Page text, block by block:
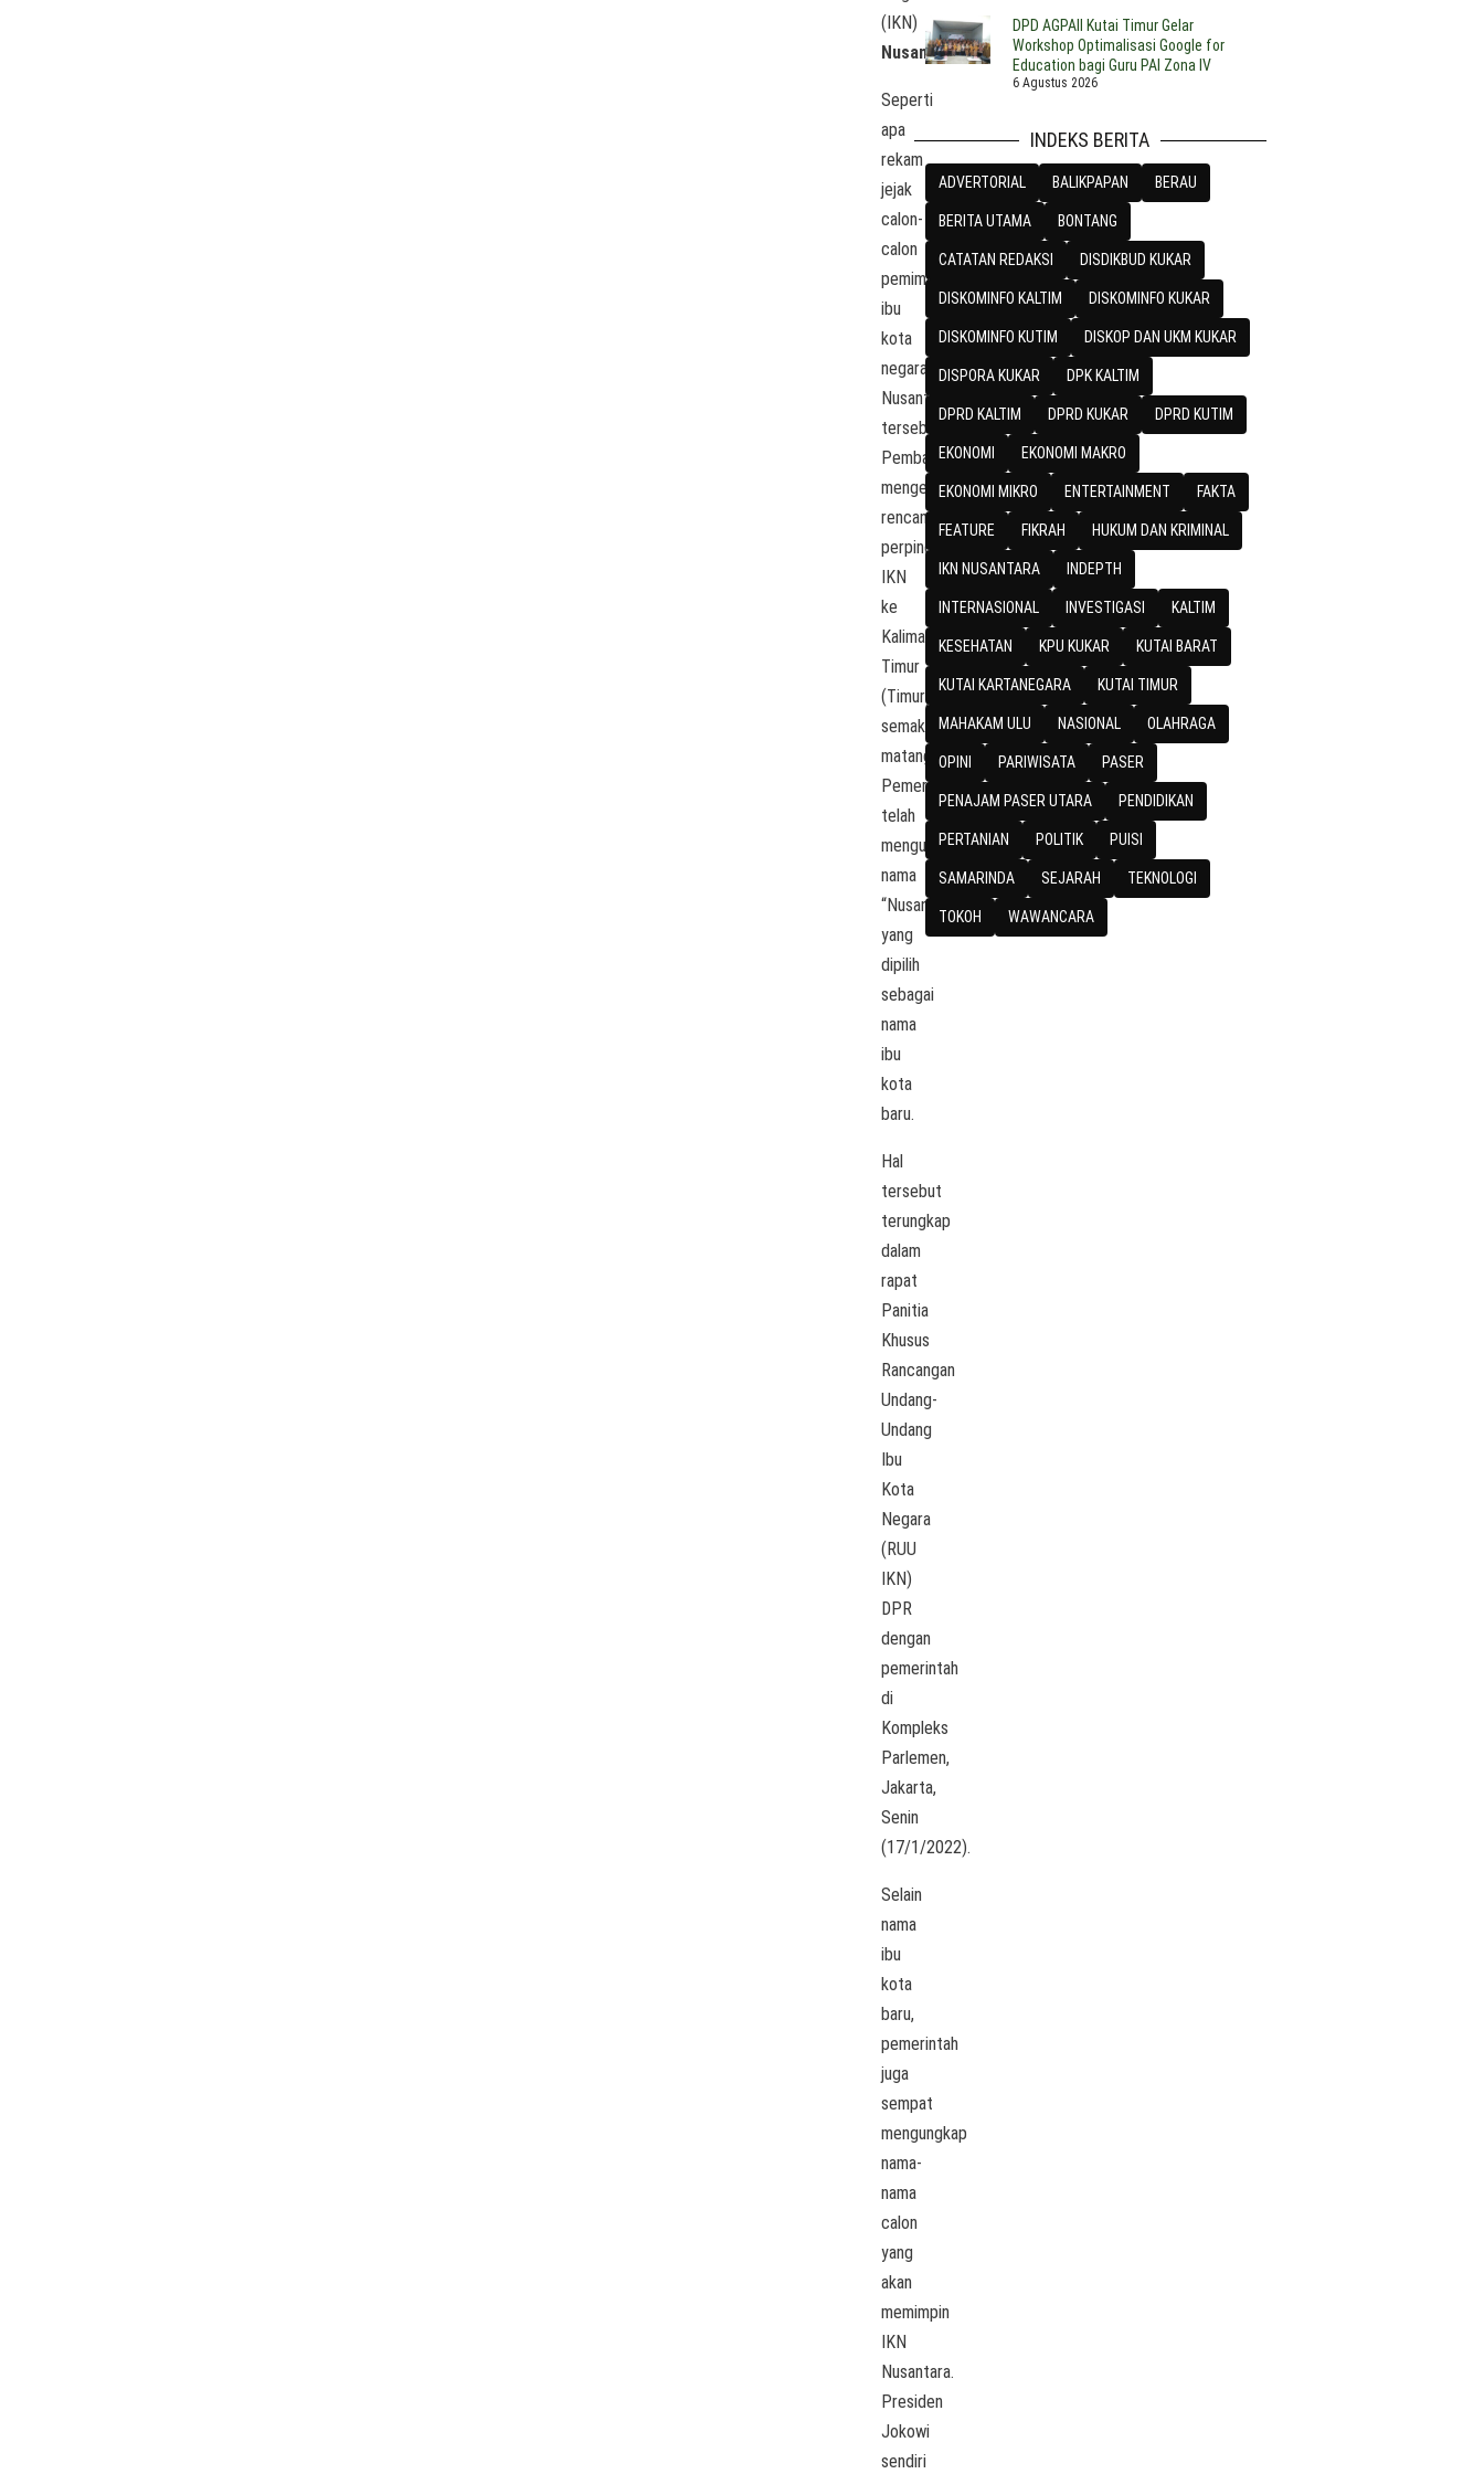
(IKN)
Nusantara.
Seperti
apa
rekam
jejak
calon-
calon
pemimpin
ibu
kota
negara
Nusantara
tersebut?
Pembahasan
mengenai
rencana
perpindahan
IKN
ke
Kalimantan
Timur
(Timur)
semakin
matang.
Pemerintah
telah
mengumumkan
nama
“Nusantara”
yang
dipilih
sebagai
nama
ibu
kota
baru.
Hal
tersebut
terungkap
dalam
rapat
Panitia
Khusus
Rancangan
Undang-
Undang
Ibu
Kota
Negara
(RUU
IKN)
DPR
dengan
pemerintah
di
Kompleks
Parlemen,
Jakarta,
Senin
(17/1/2022).
Selain
nama
ibu
kota
baru,
pemerintah
juga
sempat
mengungkap
nama-
nama
calon
yang
akan
memimpin
IKN
Nusantara.
Presiden
Jokowi
sendiri
DPD AGPAII Kutai Timur Gelar
Workshop Optimalisasi Google for
Education bagi Guru PAI Zona IV
6 Agustus 2026
INDEKS BERITA
ADVERTORIAL BALIKPAPAN BERAU
BERITA UTAMA BONTANG
CATATAN REDAKSI DISDIKBUD KUKAR
DISKOMINFO KALTIM DISKOMINFO KUKAR
DISKOMINFO KUTIM DISKOP DAN UKM KUKAR
DISPORA KUKAR DPK KALTIM
DPRD KALTIM DPRD KUKAR DPRD KUTIM
EKONOMI EKONOMI MAKRO
EKONOMI MIKRO ENTERTAINMENT FAKTA
FEATURE FIKRAH HUKUM DAN KRIMINAL
IKN NUSANTARA INDEPTH
INTERNASIONAL INVESTIGASI KALTIM
KESEHATAN KPU KUKAR KUTAI BARAT
KUTAI KARTANEGARA KUTAI TIMUR
MAHAKAM ULU NASIONAL OLAHRAGA
OPINI PARIWISATA PASER
PENAJAM PASER UTARA PENDIDIKAN
PERTANIAN POLITIK PUISI
SAMARINDA SEJARAH TEKNOLOGI
TOKOH WAWANCARA